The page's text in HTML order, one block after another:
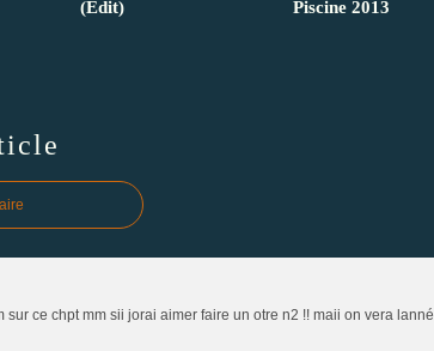
(Edit)
Piscine 2013
sur ce chpt mm sii jorai aimer faire un otre n2 !! maii on vera